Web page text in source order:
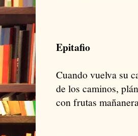
Epitafio
Cuando vuelva su
de los caminos,
con frutas